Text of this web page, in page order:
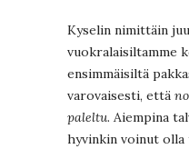
Kyselin nimittäin
vuokralaisiltamme
ensimmäisiltä
varovaisesti, että no
paleltu. Aiempina
hyvinkin voinut olla